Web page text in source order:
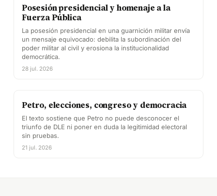
Posesión presidencial y homenaje a la
Fuerza Pública
La posesión presidencial en una guarnición militar envía
un mensaje equivocado: debilita la subordinación del
poder militar al civil y erosiona la institucionalidad
democrática.
28 jul. 2026
Petro, elecciones, congreso y democracia
El texto sostiene que Petro no puede desconocer el
triunfo de DLE ni poner en duda la legitimidad electoral
sin pruebas.
21 jul. 2026